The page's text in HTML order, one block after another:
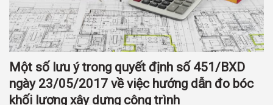
Một số lưu ý trong quyết định số 451/BXD
ngày 23/05/2017 về việc hướng dẫn đo bóc
khối lượng xây dựng công trình